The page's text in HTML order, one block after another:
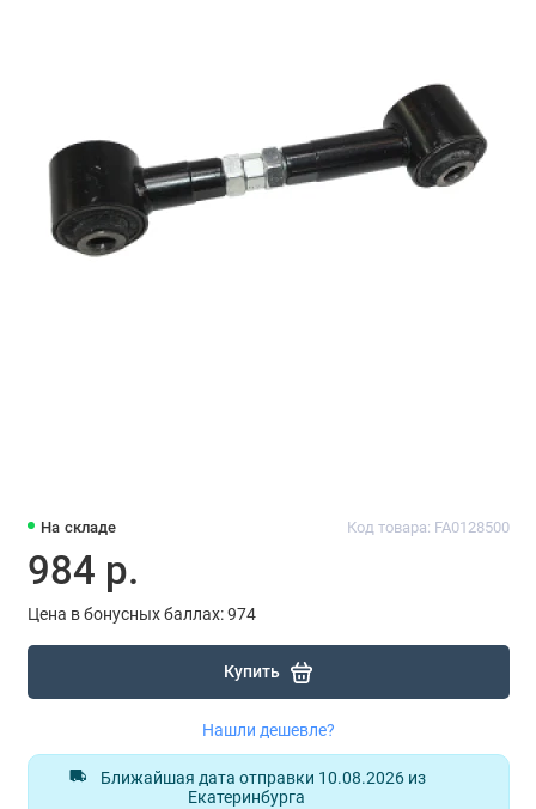
На складе Код товара: FA0128500
984 р.
Цена в бонусных баллах: 974
Купить
Нашли дешевле?
Ближайшая дата отправки 10.08.2026 из
Екатеринбурга